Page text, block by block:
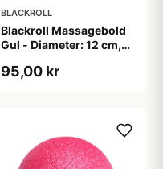
BLACKROLL
Blackroll Massagebold
Gul - Diameter: 12 cm,
95,00 kr